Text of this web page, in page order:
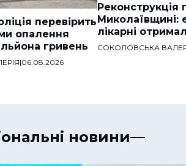
перевірить
опалення
гривень
|06.08.2026
Реконструкція
Миколаївщині:
лікарні
СОКОЛОВСЬКА
новини